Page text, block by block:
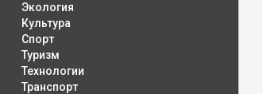
Экология
Культура
Спорт
Туризм
Технологии
Транспорт